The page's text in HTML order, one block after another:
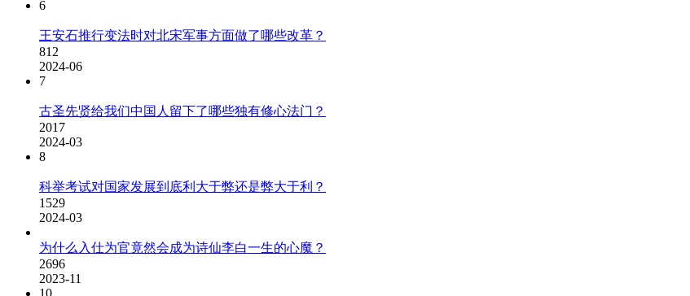
6
王安石推行变法时对北宋军事方面做了哪些改革？
812
2024-06
7
古圣先贤给我们中国人留下了哪些独有修心法门？
2017
2024-03
8
科举考试对国家发展到底利大于弊还是弊大于利？
1529
2024-03
为什么入仕为官竟然会成为诗仙李白一生的心魔？
2696
2023-11
10